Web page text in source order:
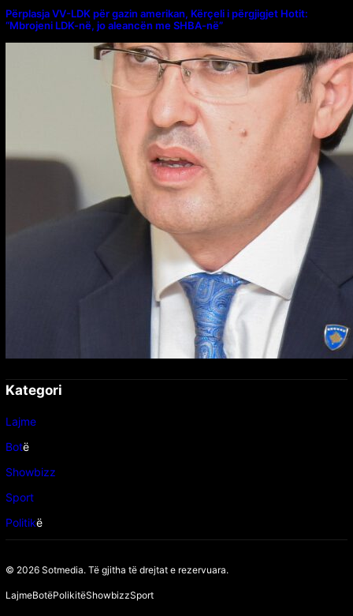
Përplasja VV-LDK për gazin amerikan, Kërçeli i përgjigjet Hotit:
“Mbrojeni LDK-në, jo aleancën me SHBA-në”
Kategori
Lajme
Botë
Showbizz
Sport
Politikë
© 2026 Sotmedia. Të gjitha të drejtat e rezervuara.
LajmeBotëPolikitëShowbizzSport